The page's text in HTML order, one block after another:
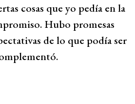
cosas que yo pedía en la
Hubo promesas
de lo que podía ser